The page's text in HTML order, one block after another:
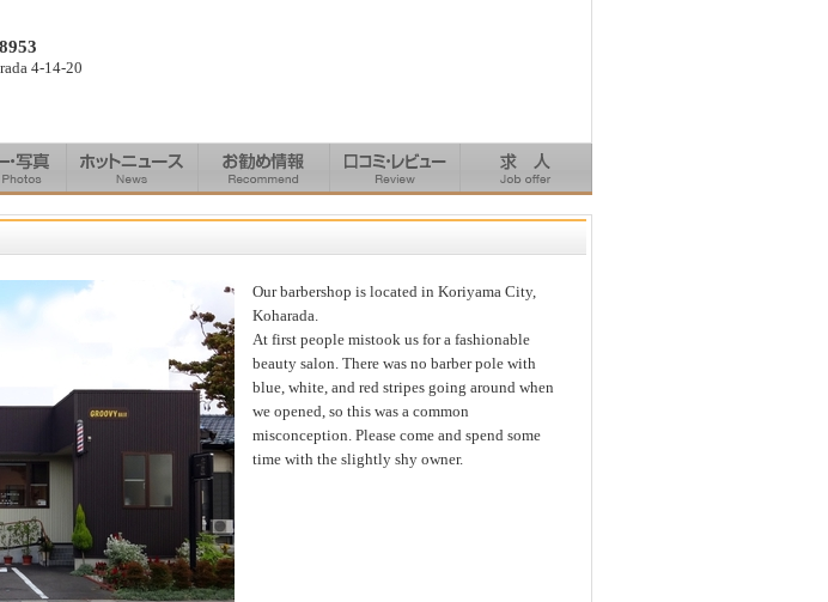
4-14-20
Our barbershop is located in Koriyama City,
Koharada.
At first people mistook us for a fashionable
beauty salon. There was no barber pole with
blue, white, and red stripes going around when
we opened, so this was a common
misconception. Please come and spend some
time with the slightly shy owner.